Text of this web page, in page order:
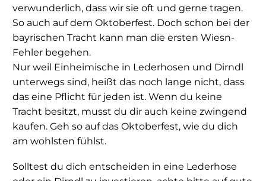
verwunderlich, dass wir sie oft und gerne tragen.
So auch auf dem Oktoberfest. Doch schon bei der
bayrischen Tracht kann man die ersten Wiesn-
Fehler begehen.
Nur weil Einheimische in Lederhosen und Dirndl
unterwegs sind, heißt das noch lange nicht, dass
das eine Pflicht für jeden ist. Wenn du keine
Tracht besitzt, musst du dir auch keine zwingend
kaufen. Geh so auf das Oktoberfest, wie du dich
am wohlsten fühlst.
Solltest du dich entscheiden in eine Lederhose